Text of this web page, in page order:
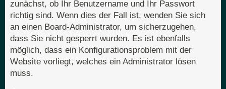
zunächst, ob Ihr Benutzername und Ihr Passwort
richtig sind. Wenn dies der Fall ist, wenden Sie sich
an einen Board-Administrator, um sicherzugehen,
dass Sie nicht gesperrt wurden. Es ist ebenfalls
möglich, dass ein Konfigurationsproblem mit der
Website vorliegt, welches ein Administrator lösen
muss.